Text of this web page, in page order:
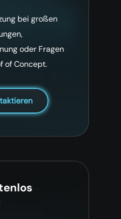
bei großen
oder Fragen
of Concept.